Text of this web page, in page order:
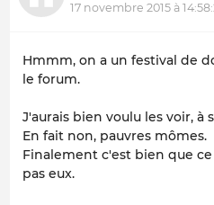
17 novembre 2015 à
Hmmm, on a un festival de
le forum.
J'aurais bien voulu les voir, à
En fait non, pauvres mômes.
Finalement c'est bien que
pas eux.